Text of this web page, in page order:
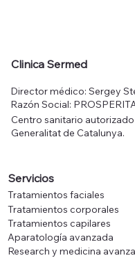
Clinica Sermed
Director médico: Sergey
Razón Social:
Centro sanitario
Generalitat de Catalunya.
Servicios
Tratamientos faciales
Tratamientos corporales
Tratamientos capilares
Aparatología avanzada
Research y medicina